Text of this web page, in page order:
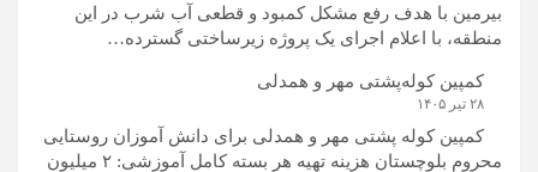
بیرمین با هدف رفع مشکل کمبود و قطعی آب شرب در این
منطقه، با اعلام اجرای یک پروژه زیرساختی گسترده…
کمپین کوله‌پشتی مهر و همدلی
۲۸ تیر ۱۴۰۵
کمپین کوله‌ پشتی مهر و همدلی برای دانش آموزان روستایی
محروم بلوچستان هزینه تهیه هر بسته کامل آموزشی: ۲ میلیون